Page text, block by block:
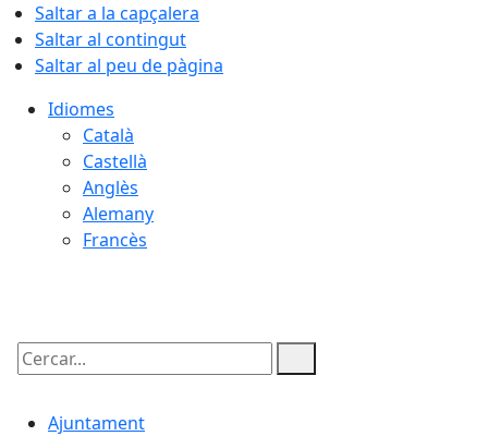
Saltar a la capçalera
Saltar al contingut
Saltar al peu de pàgina
Idiomes
Català
Castellà
Anglès
Alemany
Francès
Cercar:
Ajuntament